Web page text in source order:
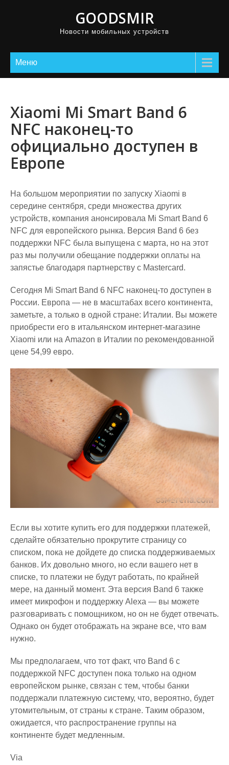
GOODSMIR
Новости мобильных устройств
Меню
Xiaomi Mi Smart Band 6
NFC наконец-то
официально доступен в
Европе
На большом мероприятии по запуску Xiaomi в
середине сентября, среди множества других
устройств, компания анонсировала Mi Smart Band 6
NFC для европейского рынка. Версия Band 6 без
поддержки NFC была выпущена с марта, но на этот
раз мы получили обещание поддержки оплаты на
запястье благодаря партнерству с Mastercard.
Сегодня Mi Smart Band 6 NFC наконец-то доступен в
России. Европа — не в масштабах всего континента,
заметьте, а только в одной стране: Италии. Вы можете
приобрести его в итальянском интернет-магазине
Xiaomi или на Amazon в Италии по рекомендованной
цене 54,99 евро.
Если вы хотите купить его для поддержки платежей,
сделайте обязательно прокрутите страницу со
списком, пока не дойдете до списка поддерживаемых
банков. Их довольно много, но если вашего нет в
списке, то платежи не будут работать, по крайней
мере, на данный момент. Эта версия Band 6 также
имеет микрофон и поддержку Alexa — вы можете
разговаривать с помощником, но он не будет отвечать.
Однако он будет отображать на экране все, что вам
нужно.
Мы предполагаем, что тот факт, что Band 6 с
поддержкой NFC доступен пока только на одном
европейском рынке, связан с тем, чтобы банки
поддержали платежную систему, что, вероятно, будет
утомительным, от страны к стране. Таким образом,
ожидается, что распространение группы на
континенте будет медленным.
Via